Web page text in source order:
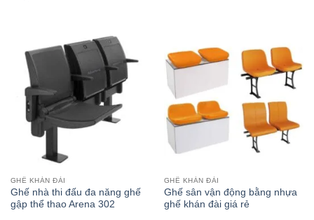
GHẾ KHÁN ĐÀI
Ghế nhà thi đấu đa năng ghế
gập thể thao Arena 302
GHẾ KHÁN ĐÀI
Ghế sân vận động bằng nhựa
ghế khán đài giá rẻ